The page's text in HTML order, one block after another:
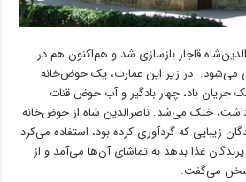
قاجار بازسازی شد و هم‌اکنون هم در
می‌شود. در زیر این عمارت، یک حوض‌خانه
جریان باد، چهار بادگیر و آب حوض قنات
خنک می‌شد. ناصرالدین شاه از حوض‌خانه
زیبایی که گردآوری کرده بود، استفاده می‌کرد
غذا بدهد به تماشای آن‌ها می‌آمد و از
سخن می‌گفت.